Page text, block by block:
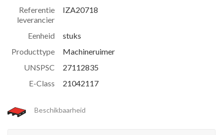
Referentie
leverancier
IZA20718
Eenheid
stuks
Producttype
Machineruimer
UNSPSC
27112835
E-Class
21042117
Beschikbaarheid